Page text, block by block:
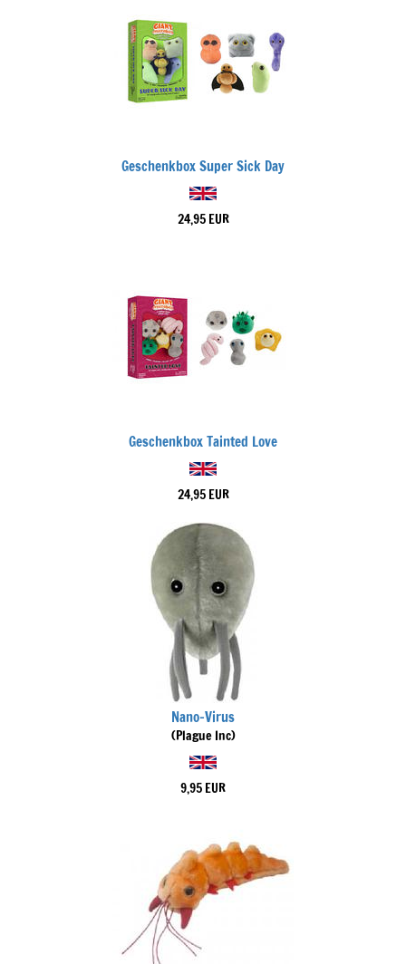
Geschenkbox Super Sick Day
24,95 EUR
Geschenkbox Tainted Love
24,95 EUR
Nano-Virus
(Plague Inc)
9,95 EUR